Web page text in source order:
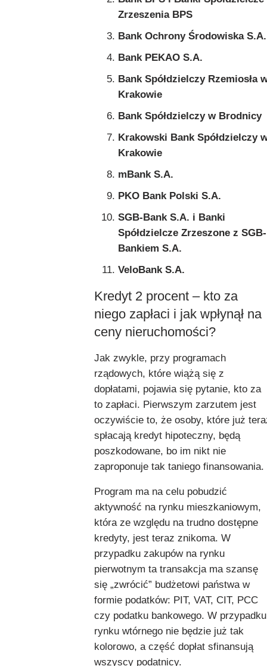
Zrzeszenia BPS
Bank Ochrony Środowiska S.A.
Bank PEKAO S.A.
Bank Spółdzielczy Rzemiosła
Krakowie
Bank Spółdzielczy w Brodnicy
Krakowski Bank Spółdzielczy
Krakowie
mBank S.A.
PKO Bank Polski S.A.
SGB-Bank S.A. i Banki
Spółdzielcze Zrzeszone z SGB-
Bankiem S.A.
VeloBank S.A.
Kredyt 2 procent – kto za
niego zapłaci i jak wpłynął na
ceny nieruchomości?
Jak zwykle, przy programach
rządowych, które wiążą się z
dopłatami, pojawia się pytanie, kto za
to zapłaci. Pierwszym zarzutem jest
oczywiście to, że osoby, które już
spłacają kredyt hipoteczny, będą
poszkodowane, bo im nikt nie
zaproponuje tak taniego finansowania.
Program ma na celu pobudzić
aktywność na rynku mieszkaniowym,
która ze względu na trudno dostępne
kredyty, jest teraz znikoma. W
przypadku zakupów na rynku
pierwotnym ta transakcja ma szansę
się „zwrócić” budżetowi państwa w
formie podatków: PIT, VAT, CIT, PCC
czy podatku bankowego. W przypadku
rynku wtórnego nie będzie już tak
kolorowo, a część dopłat sfinansują
wszyscy podatnicy.